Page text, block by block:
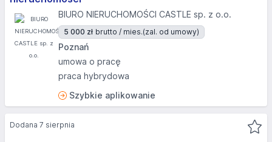
BIURO NIERUCHOMOŚCI CASTLE sp. z o.o.
5 000 zł brutto / mies.(zal. od umowy)
Poznań
umowa o pracę
praca hybrydowa
Szybkie aplikowanie
Dodana 7 sierpnia